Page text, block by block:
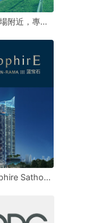
素萬那普機場附近，專簽多筆土地
素萬那普機場附近，專簽多筆土地
素萬那普機場附近，專簽多筆土地
藍寶石Sapphire Sathorn Rama 3
藍寶石Sapphire Sathorn Rama 3
藍寶石Sapphire Sathorn Rama 3